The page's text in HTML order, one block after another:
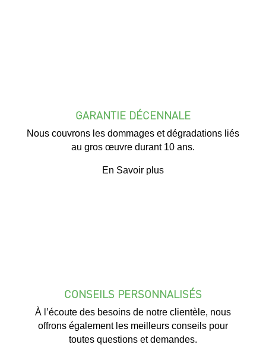
GARANTIE DÉCENNALE
Nous couvrons les dommages et dégradations liés
au gros œuvre durant 10 ans.
En Savoir plus
CONSEILS PERSONNALISÉS
À l’écoute des besoins de notre clientèle, nous
offrons également les meilleurs conseils pour
toutes questions et demandes.